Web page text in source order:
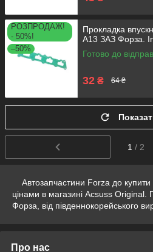
РОЗПРОДАЖ!
- 50%!
–50%
Прокладка
A13 ЗАЗ Форза.
Готово до
32 ₴ 64 ₴
1 / 2
Автозапчастини Forza до купити
цінами в магазині Acsuss
Форза, від південнокорейського
Про нас